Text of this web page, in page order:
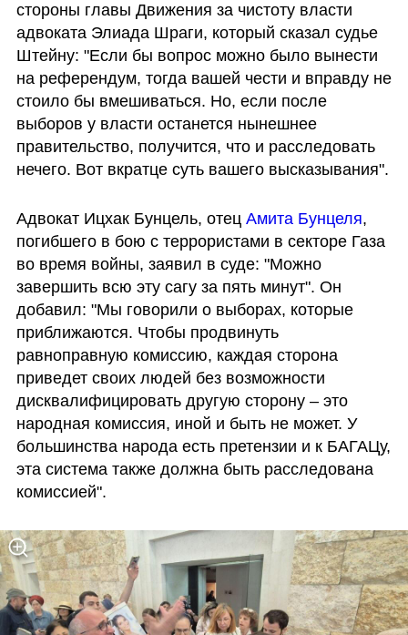
стороны главы Движения за чистоту власти
адвоката Элиада Шраги, который сказал судье
Штейну: "Если бы вопрос можно было вынести
на референдум, тогда вашей чести и вправду не
стоило бы вмешиваться. Но, если после
выборов у власти останется нынешнее
правительство, получится, что и расследовать
нечего. Вот вкратце суть вашего высказывания".
Адвокат Ицхак Бунцель, отец Амита Бунцеля,
погибшего в бою с террористами в секторе Газа
во время войны, заявил в суде: "Можно
завершить всю эту сагу за пять минут". Он
добавил: "Мы говорили о выборах, которые
приближаются. Чтобы продвинуть
равноправную комиссию, каждая сторона
приведет своих людей без возможности
дисквалифицировать другую сторону – это
народная комиссия, иной и быть не может. У
большинства народа есть претензии и к БАГАЦу,
эта система также должна быть расследована
комиссией".